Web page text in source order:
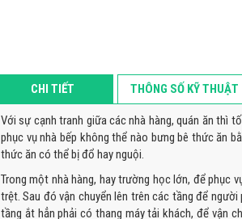
CHI TIẾT THÔNG SỐ KỸ THUẬT
Với sự cạnh tranh giữa các nhà hàng, quán ăn thì
phục vụ nhà bếp không thể nào bưng bê thức ăn
thức ăn có thể bị đổ hay nguội.
Trong một nhà hàng, hay trường học lớn, để phục
trệt. Sau đó vận chuyển lên trên các tầng để
tầng ắt hẳn phải có thang máy tải khách, để vận